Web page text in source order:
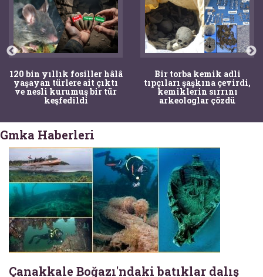
120 bin yıllık fosiller hâlâ
yaşayan türlere ait çıktı
ve nesli kurumuş bir tür
keşfedildi
Bir torba kemik adli
tıpçıları şaşkına çevirdi,
kemiklerin sırrını
arkeologlar çözdü
Gmka Haberleri
Çanakkale Boğazı'ndaki batıklar dalış